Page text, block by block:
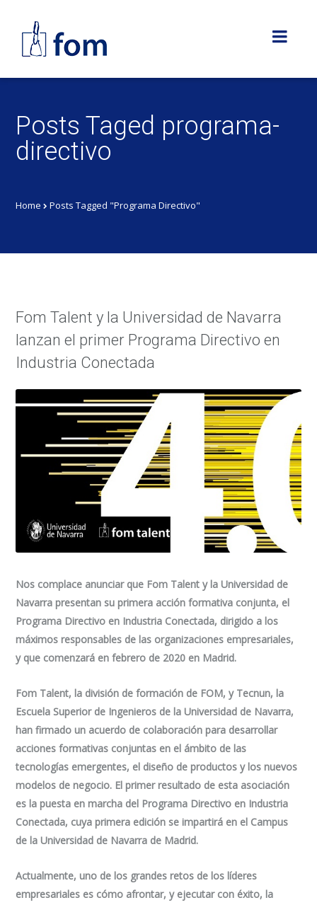
Posts Taged programa-
directivo
Home Posts Tagged "Programa Directivo"
Fom Talent y la Universidad de Navarra
lanzan el primer Programa Directivo en
Industria Conectada
Nos complace anunciar que Fom Talent y la Universidad de
Navarra presentan su primera acción formativa conjunta, el
Programa Directivo en Industria Conectada, dirigido a los
máximos responsables de las organizaciones empresariales,
y que comenzará en febrero de 2020 en Madrid.
Fom Talent, la división de formación de FOM, y Tecnun, la
Escuela Superior de Ingenieros de la Universidad de Navarra,
han firmado un acuerdo de colaboración para desarrollar
acciones formativas conjuntas en el ámbito de las
tecnologías emergentes, el diseño de productos y los nuevos
modelos de negocio. El primer resultado de esta asociación
es la puesta en marcha del Programa Directivo en Industria
Conectada, cuya primera edición se impartirá en el Campus
de la Universidad de Navarra de Madrid.
Actualmente, uno de los grandes retos de los líderes
empresariales es cómo afrontar, y ejecutar con éxito, la